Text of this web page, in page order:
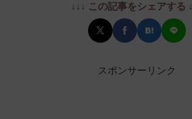
↓↓↓ この記事をシェアする
スポンサーリンク